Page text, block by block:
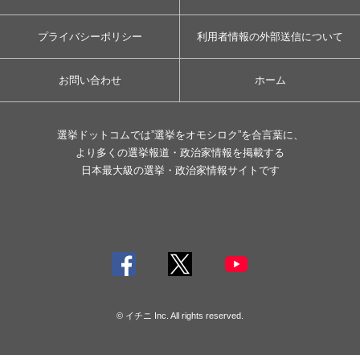
プライバシーポリシー 利用者情報の外部送信について
お問い合わせ ホーム
選挙ドットコムでは”選挙をオモシロク”を合言葉に、
より多くの選挙報道・政治家情報を掲載する
日本最大級の選挙・政治家情報サイトです
© イチニ Inc. All rights reserved.